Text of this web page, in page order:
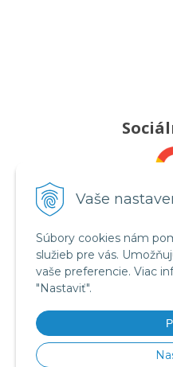
Vaše
Súbory cookies nám
služieb pre vás.
vaše preferencie. Viac
"Nastaviť".
Pridajte
Videá